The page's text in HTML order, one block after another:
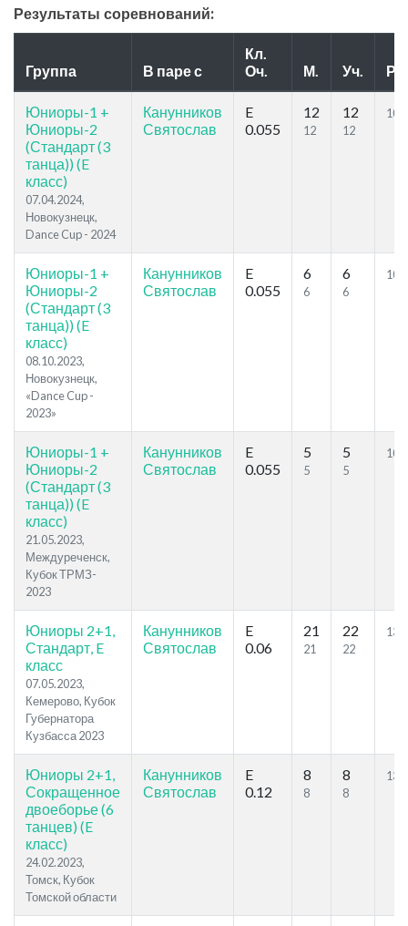
Результаты соревнований:
Группа В паре с
Кл.
Оч.
М. Уч. Р.
Юниоры-1 +
Юниоры-2
(Стандарт (3
танца)) (E
класс)
07.04.2024,
Новокузнецк,
Dance Cup - 2024
Канунников
Святослав
E
0.055
12
12
12
12
10
Юниоры-1 +
Юниоры-2
(Стандарт (3
танца)) (E
класс)
08.10.2023,
Новокузнецк,
«Dance Cup -
2023»
Канунников
Святослав
E
0.055
6
6
6
6
10
Юниоры-1 +
Юниоры-2
(Стандарт (3
танца)) (E
класс)
21.05.2023,
Междуреченск,
Кубок ТРМЗ-
2023
Канунников
Святослав
E
0.055
5
5
5
5
10
Юниоры 2+1,
Стандарт, E
класс
07.05.2023,
Кемерово, Кубок
Губернатора
Кузбасса 2023
Канунников
Святослав
E
0.06
21
21
22
22
Юниоры 2+1,
Сокращенное
двоеборье (6
танцев) (E
класс)
24.02.2023,
Томск, Кубок
Томской области
Канунников
Святослав
E
0.12
8
8
8
8